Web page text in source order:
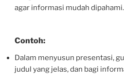
agar informasi mudah dipahami.
Contoh:
Dalam menyusun presentasi,
judul yang jelas, dan bagi